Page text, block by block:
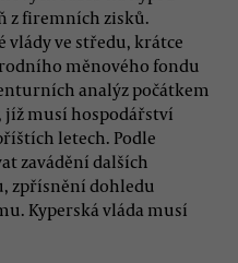
z firemních zisků.
vlády ve středu, krátce
měnového fondu
analýz počátkem
musí hospodářství
letech. Podle
zavádění dalších
zpřísnění dohledu
Kyperská vláda musí